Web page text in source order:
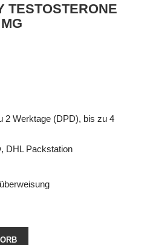
TESTOSTERONE
2 Werktage (DPD), bis zu 4
DHL Packstation